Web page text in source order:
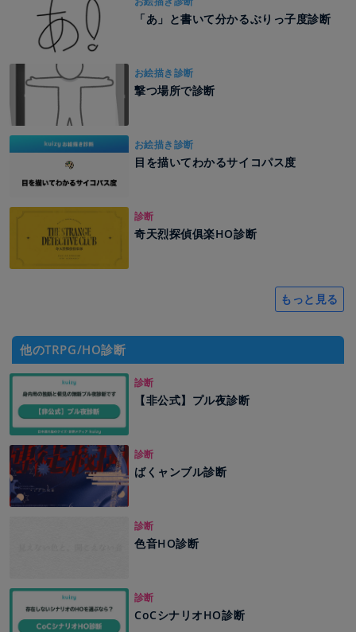
「あ」と書いて分かるぶりっ子度診断
お絵描き診断
撃つ場所で診断
お絵描き診断
目を描いてわかるサイコパス度
診断
奇天烈探偵俱楽HO診断
もっと見る
他のTRPG/HO診断
診断
【非公式】プル夜診断
診断
ばくャンブル診断
診断
色音HO診断
診断
CoCシナリオHO診断